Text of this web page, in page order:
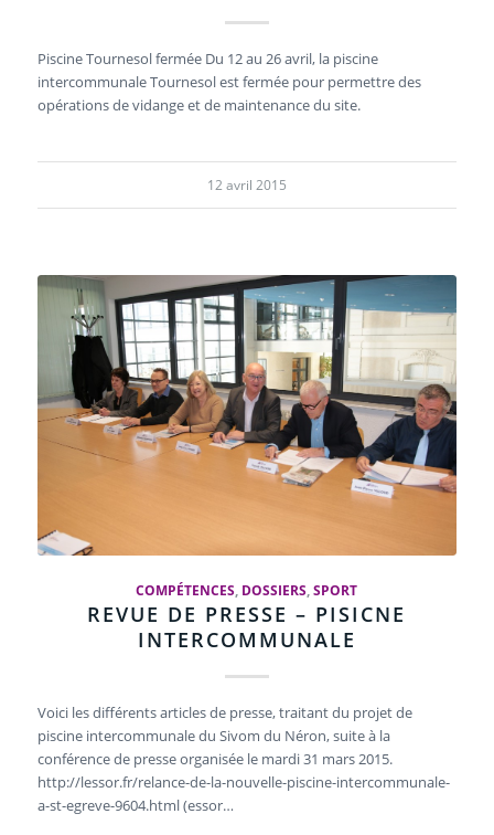
Piscine Tournesol fermée Du 12 au 26 avril, la piscine
intercommunale Tournesol est fermée pour permettre des
opérations de vidange et de maintenance du site.
12 avril 2015
COMPÉTENCES DOSSIERS ,SPORT
REVUE DE PRESSE – PISICNE
INTERCOMMUNALE
Voici les différents articles de presse, traitant du projet de
piscine intercommunale du Sivom du Néron, suite à la
conférence de presse organisée le mardi 31 mars 2015.
http://lessor.fr/relance-de-la-nouvelle-piscine-intercommunale-
a-st-egreve-9604.html (essor…